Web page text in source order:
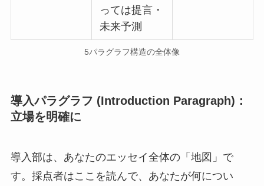
っては提言・
未来予測
5パラグラフ構造の全体像
導入パラグラフ (Introduction Paragraph)：
立場を明確に
導入部は、あなたのエッセイ全体の「地図」で
す。採点者はここを読んで、あなたが何につい